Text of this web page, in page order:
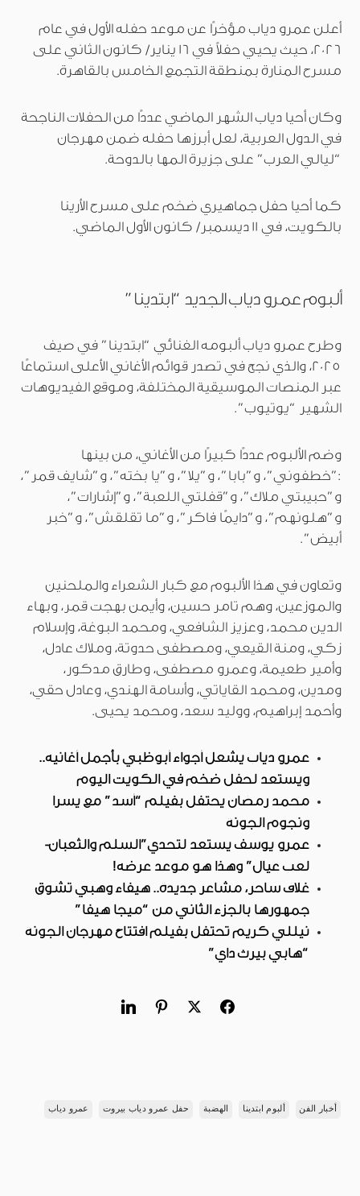
أعلن عمرو دياب مؤخرًا عن موعد حفله الأول في عام
2026، حيث يحيي حفلاً في 16 يناير/ كانون الثاني على
مسرح المنارة بمنطقة التجمع الخامس بالقاهرة.
وكان أحيا دياب الشهر الماضي عددًا من الحفلات الناجحة
في الدول العربية، لعل أبرزها حفله ضمن مهرجان
“ليالي العرب” على جزيرة المها بالدوحة.
كما أحيا حفل جماهيري ضخم على مسرح الأرينا
بالكويت، في 11 ديسمبر/ كانون الأول الماضي.
ألبوم عمرو دياب الجديد “ابتدينا”
وطرح عمرو دياب ألبومه الغنائي “ابتدينا” في صيف
2025، والذي نجح في تصدر قوائم الأغاني الأعلى استماعًا
عبر المنصات الموسيقية المختلفة، وموقع الفيديوهات
الشهير “يوتيوب”.
وضم الألبوم عددًا كبيرًا من الأغاني، من بينها
:”خطفوني”، و”بابا”، و”يلا”، و”يا بخته”، و”شايف قمر”،
و”حبيبتي ملاك”، و”قفلتي اللعبة”، و”إشارات”،
و”هلونهم”، و”دايمًا فاكر”، و”ما تقلقش”، و”خبر
أبيض”.
وتعاون في هذا الألبوم مع كبار الشعراء والملحنين
والموزعين، وهم تامر حسين، وأيمن بهجت قمر، وبهاء
الدين محمد، وعزيز الشافعي، ومحمد البوغة، وإسلام
زكي، ومنة القيعي، ومصطفى حدوتة، وملاك عادل،
وأمير طعيمة، وعمرو مصطفى، وطارق مدكور،
ومدين، ومحمد القاياتي، وأسامة الهندي، وعادل حقي،
وأحمد إبراهيم، ووليد سعد، ومحمد يحيى.
عمرو دياب يشعل أجواء أبوظبي بأجمل أغانيه..
ويستعد لحفل ضخم في الكويت اليوم
محمد رمضان يحتفل بفيلم “أسد” مع يسرا
ونجوم الجونة
عمرو يوسف يستعد لتحدي”السلم والثعبان-
لعب عيال” وهذا هو موعد عرضه!
غلاف ساحر، مشاعر جديدة.. هيفاء وهبي تشوق
جمهورها بالجزء الثاني من “ميجا هيفا”
نيللي كريم تحتفل بفيلم افتتاح مهرجان الجونة
“هابي بيرث داي”
أخبار الفن ألبوم ابتدينا الهضبة حفل عمرو دياب بيروت عمرو دياب